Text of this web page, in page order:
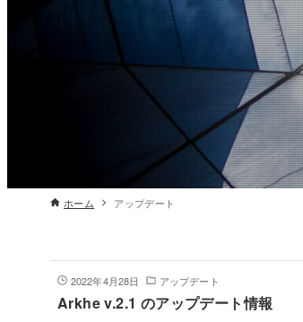
ホーム アップデート
2022年4月28日 アップデート
Arkhe v.2.1 のアップデート情報